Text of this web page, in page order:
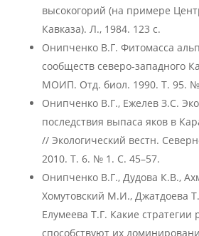
высокогорий (на примере
Кавказа). Л., 1984. 123 с.
Онипченко В.Г. Фитомасса
сообществ северо-западного
МОИП. Отд. биол. 1990. Т. 95. №
Онипченко В.Г., Ежелев З.С.
последствия выпаса яков в
// Экологический вестн.
2010. Т. 6. № 1. С. 45–57.
Онипченко В.Г., Дудова К.В.,
Хомутовский М.И., Джатдоева
Елумеева Т.Г. Какие стратегии
способствуют их